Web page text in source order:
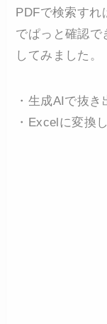
PDFで検索すれ
でぱっと確認で
してみました。
・生成AIで抜き
・Excelに変換